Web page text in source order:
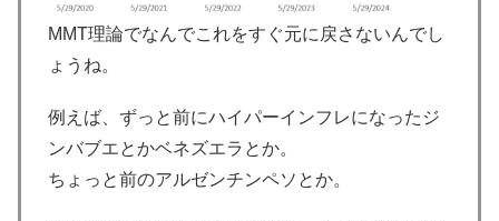
MMT理論でなんでこれをすぐ元に戻さないんでし
ょうね。
例えば、ずっと前にハイパーインフレになったジ
ンバブエとかベネズエラとか。
ちょっと前のアルゼンチンペソとか。